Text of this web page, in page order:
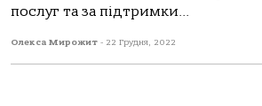
послуг та за підтримки...
Олекса Мирожит - 22 Грудня, 2022